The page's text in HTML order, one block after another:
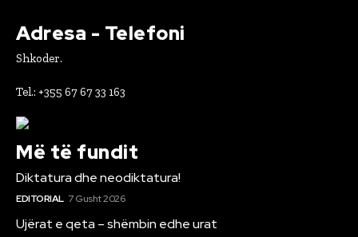
Adresa - Telefoni
Shkoder.
Tel.: +355 67 67 33 163
Më të fundit
Diktatura dhe neodiktatura!
EDITORIAL 7 Gusht 2026
Ujërat e qeta – shëmbin edhe urat